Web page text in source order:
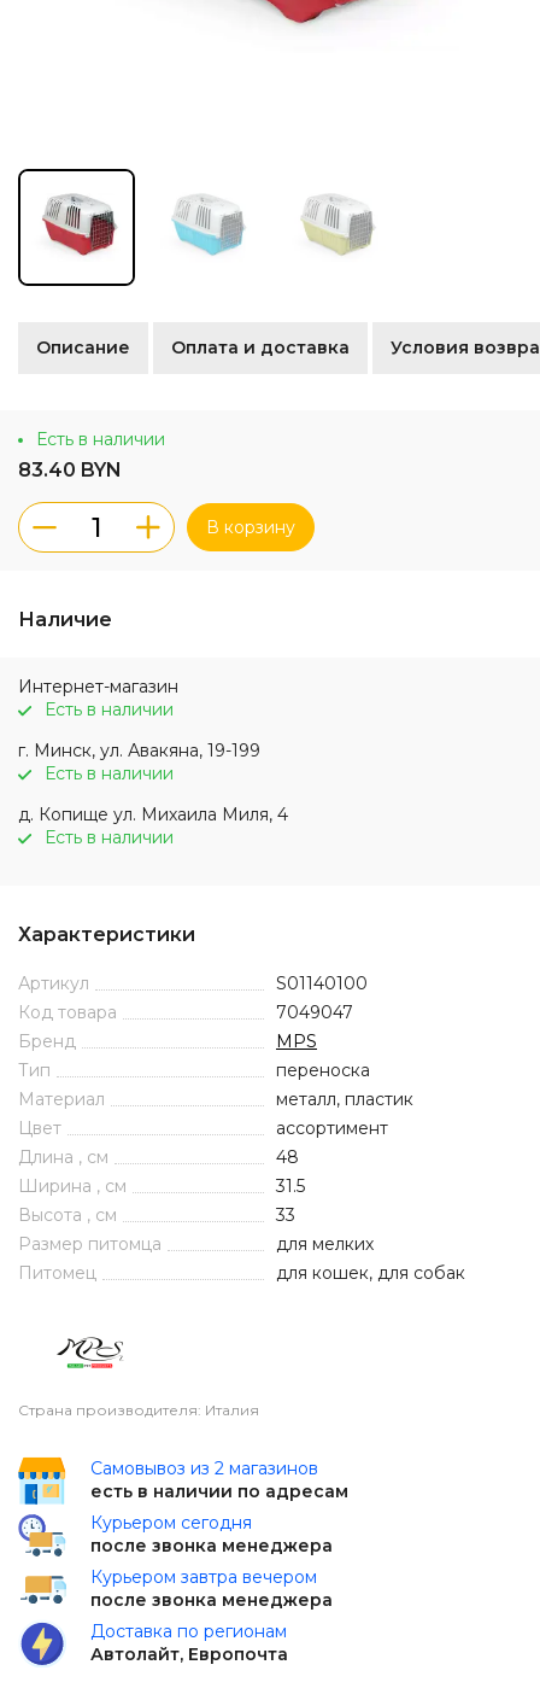
Описание Оплата и доставка Условия
Есть в наличии
83.40 BYN
В корзину
Наличие
Интернет-магазин
Есть в наличии
г. Минск, ул. Авакяна, 19-199
Есть в наличии
д. Копище ул. Михаила Миля, 4
Есть в наличии
Характеристики
Артикул
S01140100
Код товара
7049047
Бренд
MPS
Тип
переноска
Материал
металл, пластик
Цвет
ассортимент
Длина , см
48
Ширина , см
31.5
Высота , см
33
Размер питомца
для мелких
Питомец
для кошек, для собак
Страна производителя: Италия
Самовывоз из 2 магазинов
есть в наличии по адресам
Курьером сегодня
после звонка менеджера
Курьером завтра вечером
после звонка менеджера
Доставка по регионам
Автолайт, Европочта